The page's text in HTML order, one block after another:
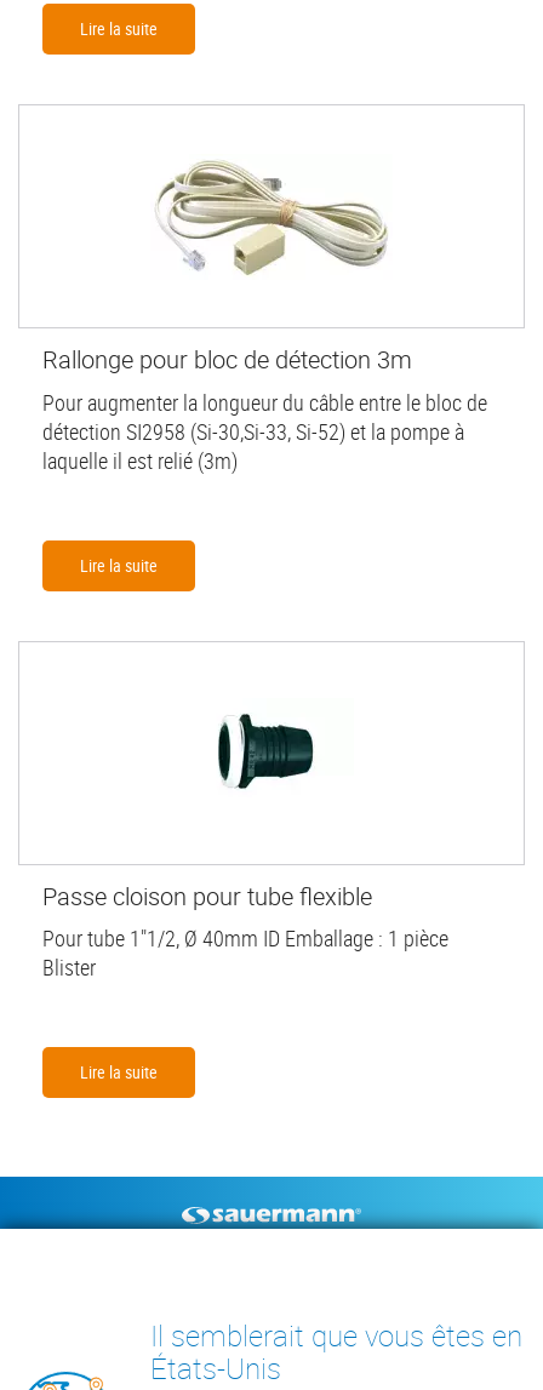
Lire la suite
Rallonge pour bloc de détection 3m
Pour augmenter la longueur du câble entre le bloc de
détection SI2958 (Si-30,Si-33, Si-52) et la pompe à
laquelle il est relié (3m)
Lire la suite
Passe cloison pour tube flexible
Pour tube 1"1/2, Ø 40mm ID Emballage : 1 pièce
Blister
Lire la suite
CENTRE DE RESSOURCES
INSIGHTS
Il semblerait que vous êtes en
États-Unis